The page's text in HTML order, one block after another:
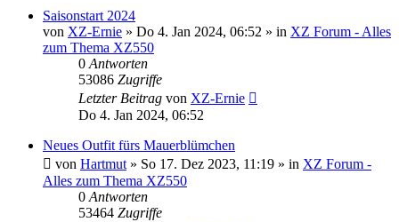
Saisonstart 2024
von XZ-Ernie » Do 4. Jan 2024, 06:52 » in XZ Forum - Alles
zum Thema XZ550
0 Antworten
53086 Zugriffe
Letzter Beitrag von XZ-Ernie
Do 4. Jan 2024, 06:52
Neues Outfit fürs Mauerblümchen
von Hartmut » So 17. Dez 2023, 11:19 » in XZ Forum -
Alles zum Thema XZ550
0 Antworten
53464 Zugriffe